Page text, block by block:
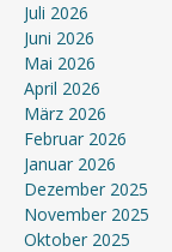
Juli 2026
Juni 2026
Mai 2026
April 2026
März 2026
Februar 2026
Januar 2026
Dezember 2025
November 2025
Oktober 2025